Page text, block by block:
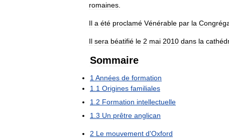
romaines
Il a été proclamé Vénérable par la
Il sera béatifié le 2 mai 2010 dans la
Sommaire
1 Années de formation
1 1 Origines familiales
1 2 Formation intellectuelle
1 3 Un prêtre anglican
2 Le mouvement d'Oxford